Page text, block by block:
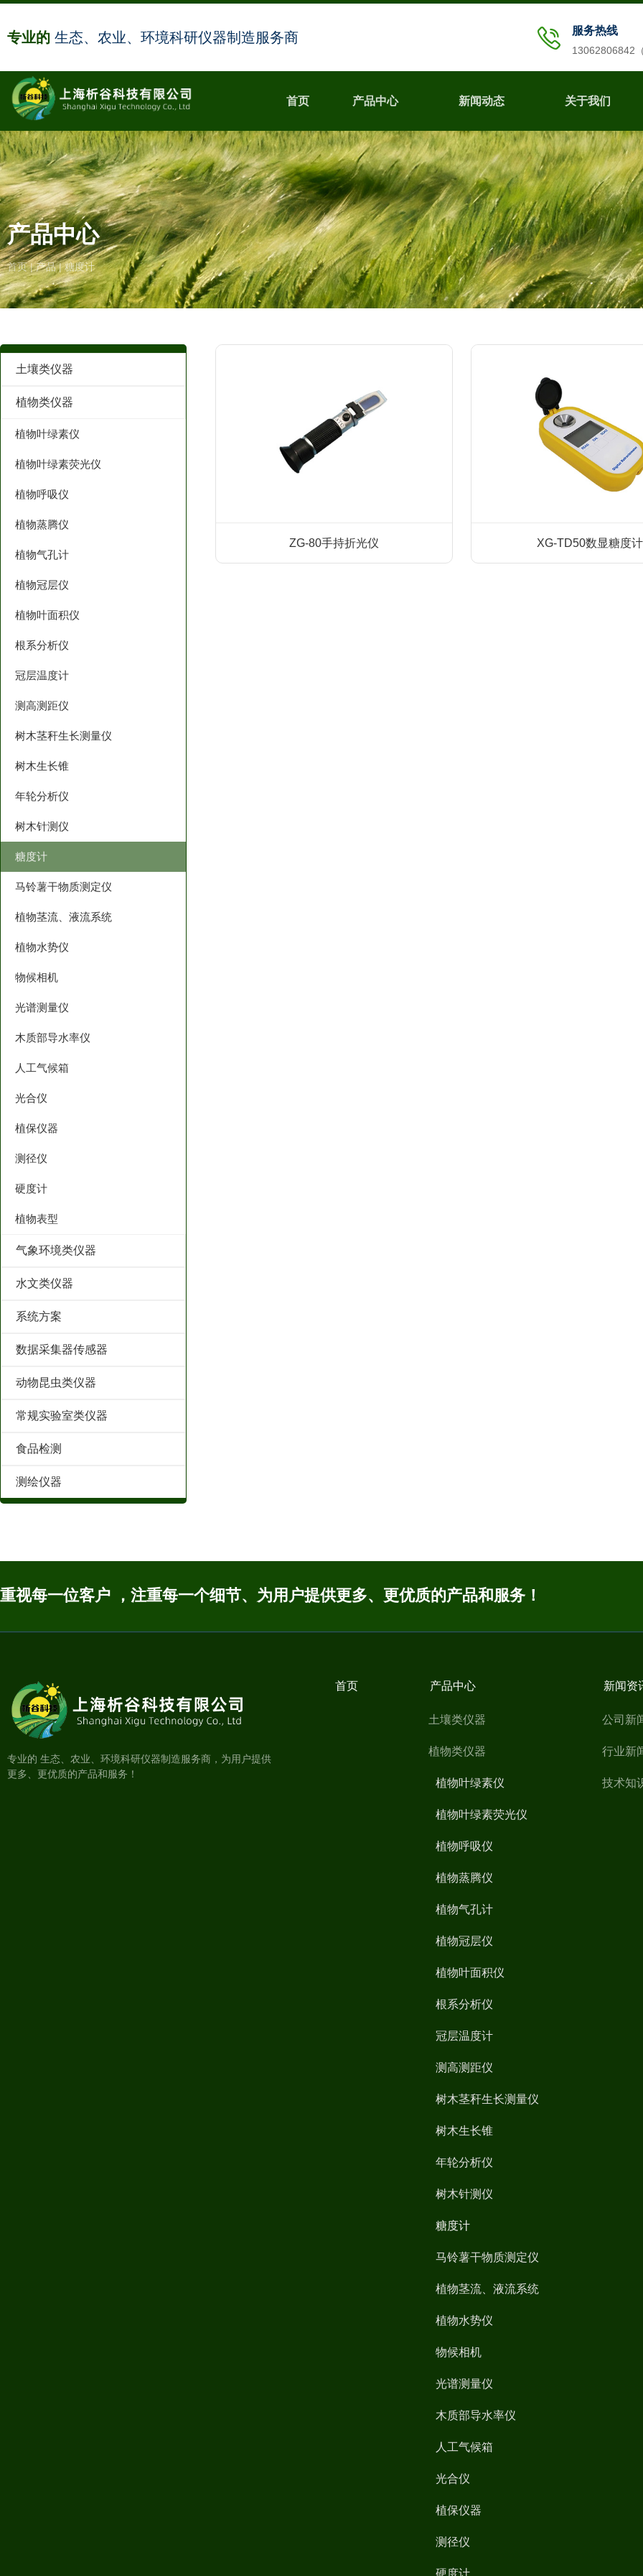
专业的 生态、农业、环境科研仪器制造服务商 服务热线
13062806842
首页 产品中心 新闻动态 关于我们
产品中心
首页|产品 |糖度计
土壤类仪器
植物类仪器
植物叶绿素仪
植物叶绿素荧光仪
植物呼吸仪
植物蒸腾仪
植物气孔计
植物冠层仪
植物叶面积仪
根系分析仪
冠层温度计
测高测距仪
树木茎秆生长测量仪
树木生长锥
年轮分析仪
树木针测仪
糖度计
马铃薯干物质测定仪
植物茎流、液流系统
植物水势仪
物候相机
光谱测量仪
木质部导水率仪
人工气候箱
光合仪
植保仪器
测径仪
硬度计
植物表型
气象环境类仪器
水文类仪器
系统方案
数据采集器传感器
动物昆虫类仪器
常规实验室类仪器
食品检测
测绘仪器
ZG-80手持折光仪 XG-TD50数显糖度计
重视每一位客户 ，注重每一个细节、为用户提供更多、更优质的产品和服务！
专业的 生态、农业、环境科研仪器制造服务商，为用户提供
更多、更优质的产品和服务！
首页 产品中心
土壤类仪器
植物类仪器
植物叶绿素仪
植物叶绿素荧光仪
植物呼吸仪
植物蒸腾仪
植物气孔计
植物冠层仪
植物叶面积仪
根系分析仪
冠层温度计
测高测距仪
树木茎秆生长测量仪
树木生长锥
年轮分析仪
树木针测仪
糖度计
马铃薯干物质测定仪
植物茎流、液流系统
植物水势仪
物候相机
光谱测量仪
木质部导水率仪
人工气候箱
光合仪
植保仪器
测径仪
新闻资
公司新
行业新
技术知